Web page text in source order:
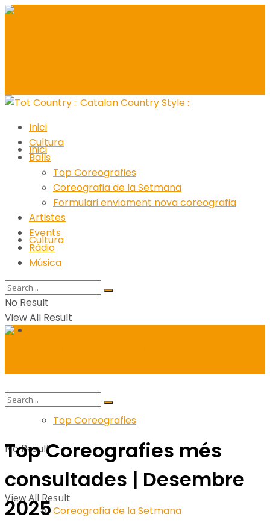
Inici
Cultura
Top Coreografies
Coreografia de la Setmana
Inici
Cultura
Balls
Top Coreografies
Coreografia de la Setmana
Formulari enviament nova coreografia
Artistes
Events
Ràdio
Música
No Result
View All Result
No Result
View All Result
Top Coreografies més
consultades | Desembre
2025